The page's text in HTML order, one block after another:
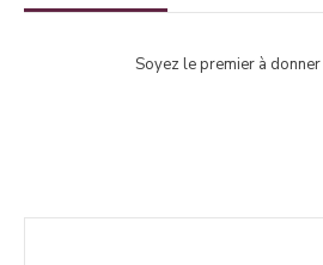
Soyez le premier à